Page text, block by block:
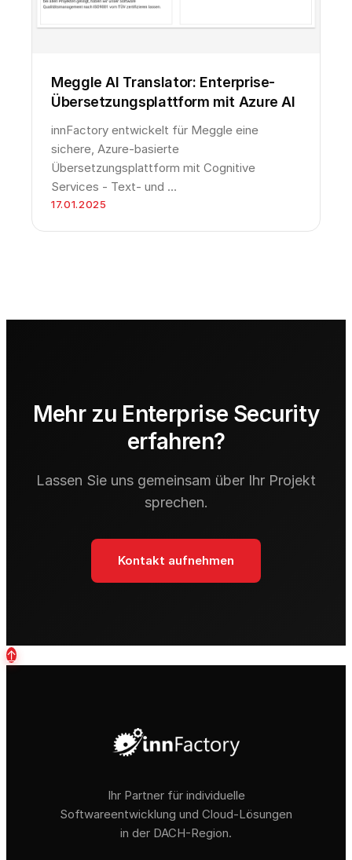
Meggle AI Translator: Enterprise-
Übersetzungsplattform mit Azure AI
innFactory entwickelt für Meggle eine
sichere, Azure-basierte
Übersetzungsplattform mit Cognitive
Services - Text- und …
17.01.2025
Mehr zu Enterprise Security
erfahren?
Lassen Sie uns gemeinsam über Ihr Projekt
sprechen.
Kontakt aufnehmen
↑
Ihr Partner für individuelle
Softwareentwicklung und Cloud-Lösungen
in der DACH-Region.